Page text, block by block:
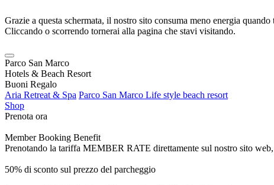
Grazie a questa schermata, il nostro sito consuma meno energia
Cliccando o scorrendo tornerai alla pagina che stavi visitando.
Parco San Marco
Hotels & Beach Resort
Buoni Regalo
Aria Retreat & Spa Parco San Marco Life style beach resort
Shop
Prenota ora
Member Booking Benefit
Prenotando la tariffa MEMBER RATE direttamente sul nostro sito
50% di sconto sul prezzo del parcheggio